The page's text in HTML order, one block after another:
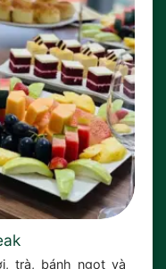
trà, bánh ngọt và